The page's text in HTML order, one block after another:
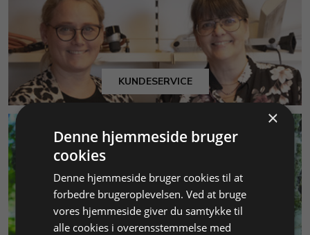
KUNDESERVICE
MILJØ & BÆREDYGTIGHED
×
Denne hjemmeside bruger
cookies
Denne hjemmeside bruger cookies til at
forbedre brugeroplevelsen. Ved at bruge
vores hjemmeside giver du samtykke til
alle cookies i overensstemmelse med